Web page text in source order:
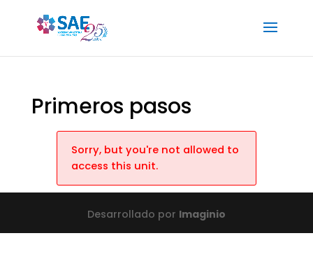
Primeros pasos
Sorry, but you're not allowed to
access this unit.
Desarrollado por Imaginio